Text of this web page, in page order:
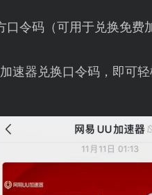
令码（可用于兑换免费
速器兑换口令码，即可